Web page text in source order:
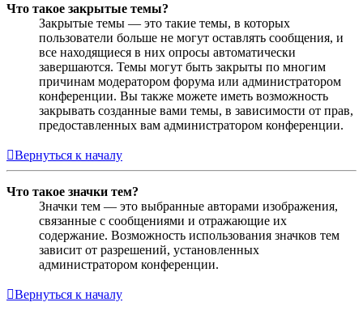
Что такое закрытые темы?
Закрытые темы — это такие темы, в которых
пользователи больше не могут оставлять сообщения, и
все находящиеся в них опросы автоматически
завершаются. Темы могут быть закрыты по многим
причинам модератором форума или администратором
конференции. Вы также можете иметь возможность
закрывать созданные вами темы, в зависимости от прав,
предоставленных вам администратором конференции.
Вернуться к началу
Что такое значки тем?
Значки тем — это выбранные авторами изображения,
связанные с сообщениями и отражающие их
содержание. Возможность использования значков тем
зависит от разрешений, установленных
администратором конференции.
Вернуться к началу